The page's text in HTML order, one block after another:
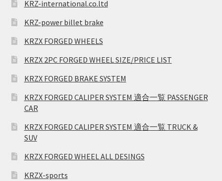
KRZ-international.co.ltd
KRZ-power billet brake
KRZX FORGED WHEELS
KRZX 2PC FORGED WHEEL SIZE/PRICE LIST
KRZX FORGED BRAKE SYSTEM
KRZX FORGED CALIPER SYSTEM 適合一覧 PASSENGER
CAR
KRZX FORGED CALIPER SYSTEM 適合一覧 TRUCK &
SUV
KRZX FORGED WHEEL ALL DESINGS
KRZX-sports